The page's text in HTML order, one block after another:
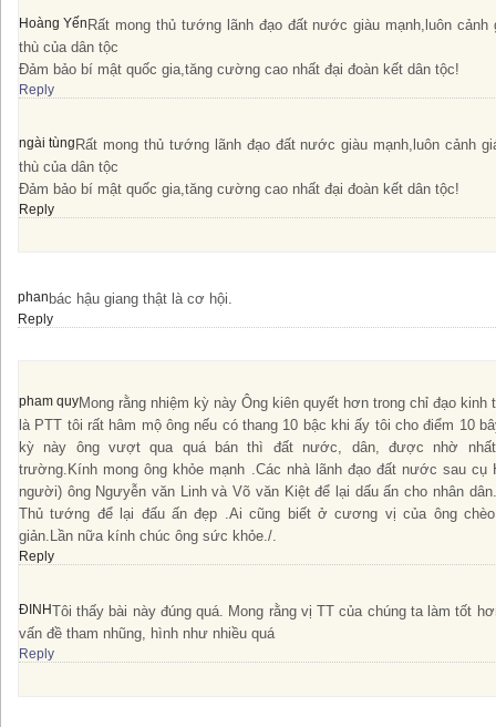
Hoàng Yến Rất mong thủ tướng lãnh đạo đất nước giàu mạnh,luôn
thù của dân tộc
Đảm bảo bí mật quốc gia,tăng cường cao nhất đại đoàn kết dân tộc!
Reply
ngài tùng Rất mong thủ tướng lãnh đạo đất nước giàu mạnh,luôn cảnh
thù của dân tộc
Đảm bảo bí mật quốc gia,tăng cường cao nhất đại đoàn kết dân tộc!
Reply
phan bác hậu giang thật là cơ hội.
Reply
pham quyMong rằng nhiệm kỳ này Ông kiên quyết hơn trong chỉ đạo kinh
là PTT tôi rất hâm mộ ông nếu có thang 10 bậc khi ấy tôi cho điểm 10
kỳ này ông vượt qua quá bán thì đất nước, dân, được nhờ nhất
trường.Kính mong ông khỏe mạnh .Các nhà lãnh đạo đất nước sau cụ
người) ông Ngưyễn văn Linh và Võ văn Kiệt để lại dấu ấn cho nhân
Thủ tướng để lại đấu ấn đẹp .Ai cũng biết ở cương vị của ông
giản.Lần nữa kính chúc ông sức khỏe./.
Reply
ĐINHTôi thấy bài này đúng quá. Mong rằng vị TT của chúng ta làm tốt
vấn đề tham nhũng, hình như nhiều quá
Reply